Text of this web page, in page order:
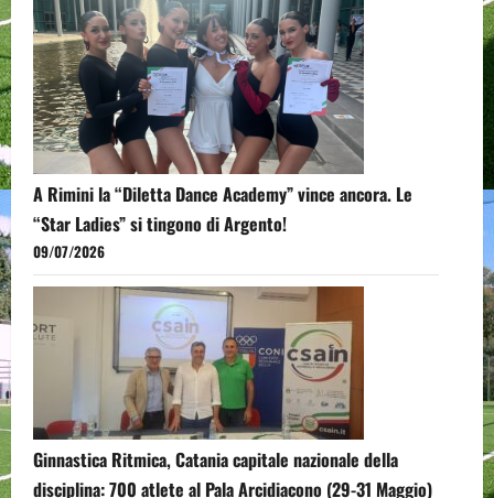
A Rimini la “Diletta Dance Academy” vince ancora. Le
“Star Ladies” si tingono di Argento!
09/07/2026
Ginnastica Ritmica, Catania capitale nazionale della
disciplina: 700 atlete al Pala Arcidiacono (29-31 Maggio)